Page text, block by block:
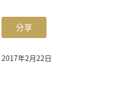
分享
2017年2月22日